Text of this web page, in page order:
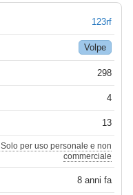
123rf
Volpe
298
4
13
Solo per uso personale e non
commerciale
8 anni fa